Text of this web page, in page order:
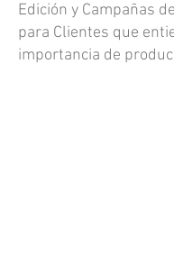
Edición y Campañas
para Clientes que
importancia de